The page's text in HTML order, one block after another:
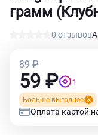
грамм
0 отзывов
89 ₽
59 ₽ 1
Больше выгоднее
Оплата картой